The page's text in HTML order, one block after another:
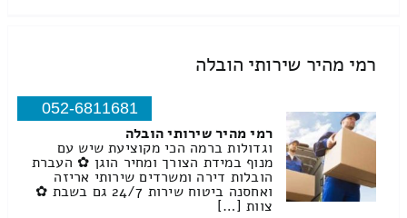
רמי מהיר שירותי הובלה
052-6811681
רמי מהיר שירותי הובלה
וגדולות ברמה הכי מקוציעת שיש עם
מנוף במידת הצורך ומחיר הוגן ✿ העברת
הובלות דירה ומשרדים שירותי אריזה
ואחסנה ביטוח שירות 24/7 גם בשבת ✿
צוות […]